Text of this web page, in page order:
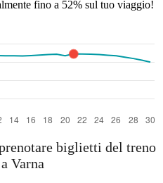
fino a 52% sul tuo viaggio!
biglietti del treno
Varna